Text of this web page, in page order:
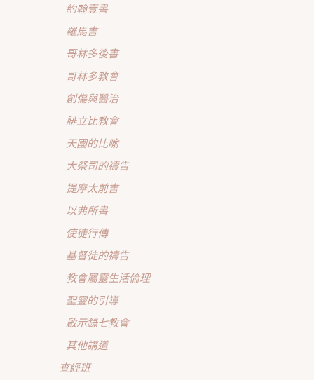
約翰壹書
羅馬書
哥林多後書
哥林多教會
創傷與醫治
腓立比教會
天國的比喻
大祭司的禱告
提摩太前書
以弗所書
使徒行傳
基督徒的禱告
教會屬靈生活倫理
聖靈的引導
啟示錄七教會
其他講道
查經班